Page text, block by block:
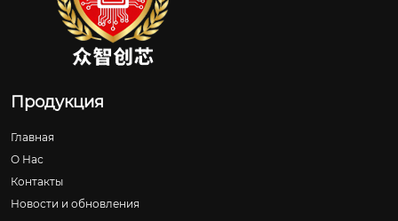
Продукция
Главная
О Нас
Контакты
Новости и обновления